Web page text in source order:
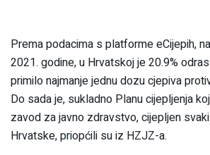
Prema podacima s platforme eCijepih,
2021. godine, u Hrvatskoj je 20.9%
primilo najmanje jednu dozu cjepiva
Do sada je, sukladno Planu cijepljenja
zavod za javno zdravstvo, cijepljen
Hrvatske, priopćili su iz HZJZ-a.